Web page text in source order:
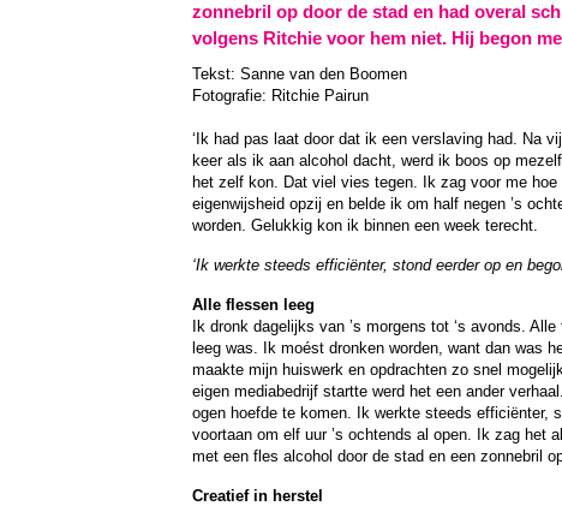
zonnebril op door de stad en had overal
volgens Ritchie voor hem niet. Hij begon
Tekst: Sanne van den Boomen
Fotografie: Ritchie Pairun
‘Ik had pas laat door dat ik een verslaving had. Na
keer als ik aan alcohol dacht, werd ik boos op
het zelf kon. Dat viel vies tegen. Ik zag voor me
eigenwijsheid opzij en belde ik om half negen ’s
worden. Gelukkig kon ik binnen een week terecht.
‘Ik werkte steeds efficiënter, stond eerder op en
Alle flessen leeg
Ik dronk dagelijks van ’s morgens tot ‘s avonds.
leeg was. Ik moést dronken worden, want dan was
maakte mijn huiswerk en opdrachten zo snel
eigen mediabedrijf startte werd het een ander
ogen hoefde te komen. Ik werkte steeds efficiënter,
voortaan om elf uur ’s ochtends al open. Ik zag het
met een fles alcohol door de stad en een zonnebril
Creatief in herstel